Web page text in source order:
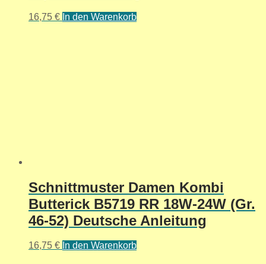
16,75 € In den Warenkorb
Schnittmuster Damen Kombi
Butterick B5719 RR 18W-24W (Gr.
46-52) Deutsche Anleitung
16,75 € In den Warenkorb